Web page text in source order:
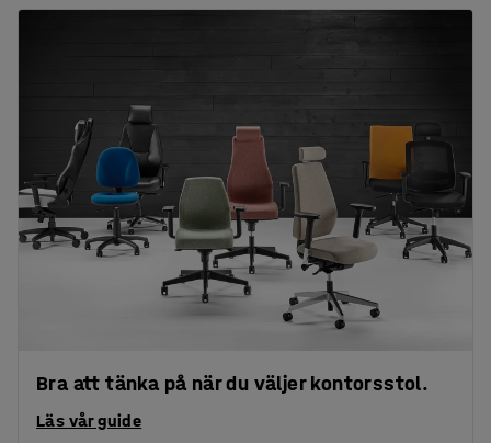
Bra att tänka på när du väljer kontorsstol.
Läs vår guide